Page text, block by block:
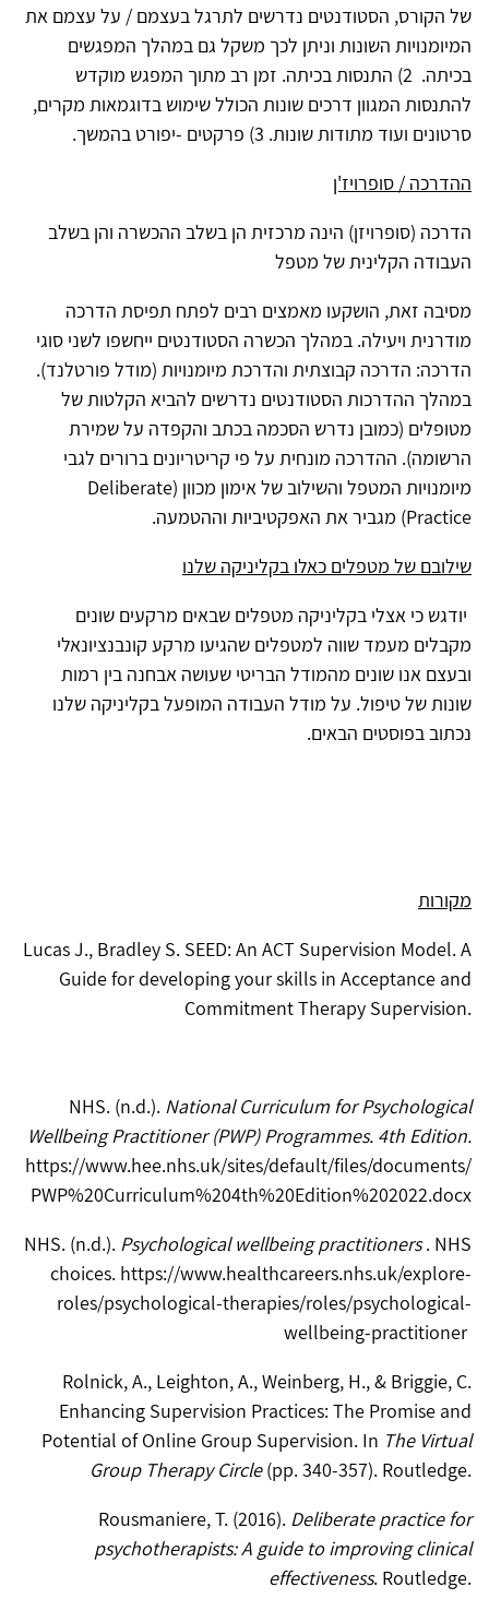
של הקורס, הסטודנטים נדרשים לתרגל בעצמם / על עצמם את
המיומנויות השונות וניתן לכך משקל גם במהלך המפגשים
בכיתה. 2) התנסות בכיתה. זמן רב מתוך המפגש מוקדש
להתנסות המגוון דרכים שונות הכולל שימוש בדוגמאות מקרים,
סרטונים ועוד מתודות שונות. 3) פרקטים -יפורט בהמשך.
ההדרכה / סופרויז'ן
הדרכה (סופרויזן) הינה מרכזית הן בשלב ההכשרה והן בשלב
העבודה הקלינית של מטפל
מסיבה זאת, הושקעו מאמצים רבים לפתח תפיסת הדרכה
מודרנית ויעילה. במהלך הכשרה הסטודנטים ייחשפו לשני סוגי
הדרכה: הדרכה קבוצתית והדרכת מיומנויות (מודל פורטלנד).
במהלך ההדרכות הסטודנטים נדרשים להביא הקלטות של
מטופלים (כמובן נדרש הסכמה בכתב והקפדה על שמירת
הרשומה). ההדרכה מונחית על פי קריטריונים ברורים לגבי
מיומנויות המטפל והשילוב של אימון מכוון (Deliberate
Practice) מגביר את האפקטיביות וההטמעה.
שילובם של מטפלים כאלו בקליניקה שלנו
יודגש כי אצלי בקליניקה מטפלים שבאים מרקעים שונים
מקבלים מעמד שווה למטפלים שהגיעו מרקע קונבנציונאלי
ובעצם אנו שונים מהמודל הבריטי שעושה אבחנה בין רמות
שונות של טיפול. על מודל העבודה המופעל בקליניקה שלנו
נכתוב בפוסטים הבאים.
מקורות
Lucas J., Bradley S. SEED: An ACT Supervision Model. A
Guide for developing your skills in Acceptance and
Commitment Therapy Supervision.
NHS. (n.d.). National Curriculum for Psychological
Wellbeing Practitioner (PWP) Programmes. 4th Edition.
https://www.hee.nhs.uk/sites/default/files/documents/
PWP%20Curriculum%204th%20Edition%202022.docx
NHS. (n.d.). Psychological wellbeing practitioners. NHS
choices. https://www.healthcareers.nhs.uk/explore-
roles/psychological-therapies/roles/psychological-
wellbeing-practitioner
Rolnick, A., Leighton, A., Weinberg, H., & Briggie, C.
Enhancing Supervision Practices: The Promise and
Potential of Online Group Supervision. In The Virtual
Group Therapy Circle(pp. 340-357). Routledge.
Rousmaniere, T. (2016). Deliberate practice for
psychotherapists: A guide to improving clinical
effectiveness. Routledge.